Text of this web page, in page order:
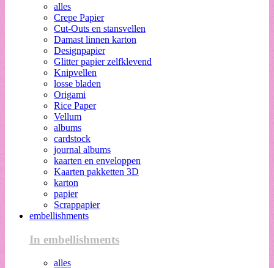
alles
Crepe Papier
Cut-Outs en stansvellen
Damast linnen karton
Designpapier
Glitter papier zelfklevend
Knipvellen
losse bladen
Origami
Rice Paper
Vellum
albums
cardstock
journal albums
kaarten en enveloppen
Kaarten pakketten 3D
karton
papier
Scrappapier
embellishments
In embellishments
alles